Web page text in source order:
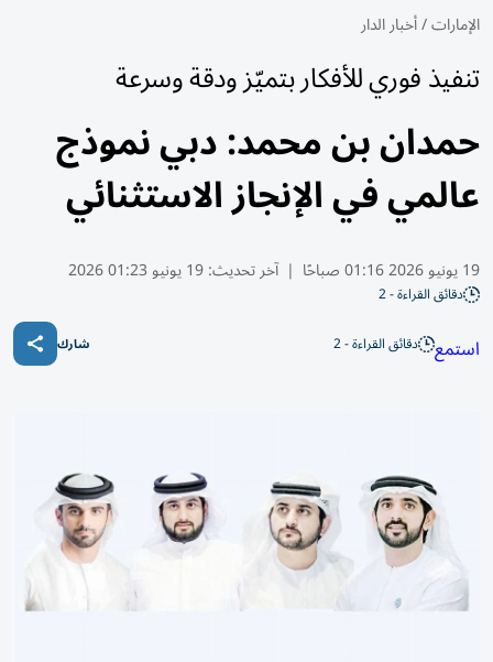
الإمارات/أخبار الدار
تنفيذ فوري للأفكار بتميّز ودقة وسرعة
حمدان بن محمد: دبي نموذج
عالمي في الإنجاز الاستثنائي
19 يونيو 2026 01:16 صباحًا | آخر تحديث:19 يونيو 01:23 2026
دقائق القراءة - 2
استمع دقائق القراءة - 2 شارك